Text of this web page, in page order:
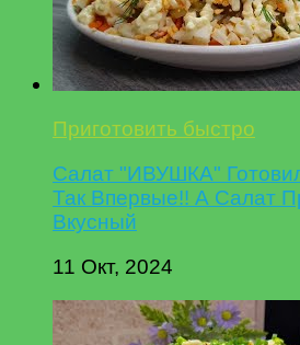
Приготовить быстро
Салат "ИВУШКА"
Так Впервые!! А Салат
Вкусный
11 Окт, 2024